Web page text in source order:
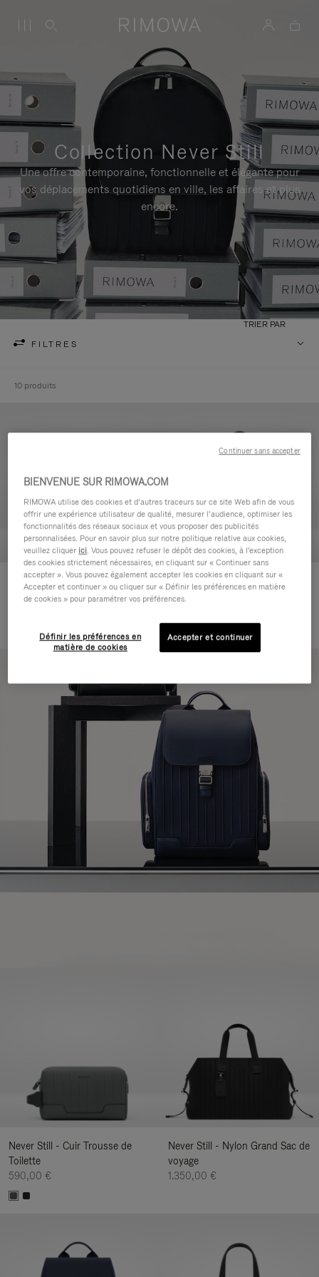
Collection Never Still
Une offre contemporaine, fonctionnelle et élégante pour
vos déplacements quotidiens en ville, les affaires et plus
encore.
FILTRES
TRIER PAR
10 produits
Never Still - Cuir Trousse de
Toilette
Never Still - Cuir Grand Sac à
dos à rabat
Never Still - Cuir Trousse de
Toilette
590,00 €
Never Still - Nylon Grand Sac de
voyage
1.350,00 €
BIENVENUE SUR RIMOWA.COM
RIMOWA utilise des cookies et d’autres traceurs sur ce site Web afin de vous
offrir une expérience utilisateur de qualité, mesurer l’audience, optimiser les
fonctionnalités des réseaux sociaux et vous proposer des publicités
personnalisées. Pour en savoir plus sur notre politique relative aux cookies,
veuillez cliquer ici. Vous pouvez refuser le dépôt des cookies, à l'exception
des cookies strictement nécessaires, en cliquant sur « Continuer sans
accepter ». Vous pouvez également accepter les cookies en cliquant sur «
Accepter et continuer » ou cliquer sur « Définir les préférences en matière
de cookies » pour paramétrer vos préférences.
Définir les préférences en
matière de cookies
Accepter et continuer
Continuer sans accepter